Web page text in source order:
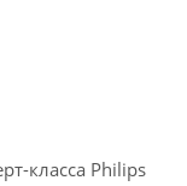
класса Philips